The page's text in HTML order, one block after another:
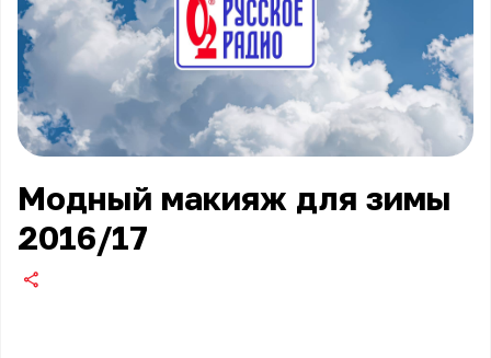
Модный макияж для зимы
2016/17